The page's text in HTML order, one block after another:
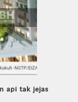
api tak jejas